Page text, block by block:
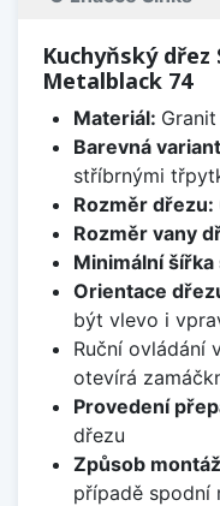
Kuchyňský dřez
Metalblack 74
Materiál: Granit
Barevná
stříbrnými
Rozměr dřezu:
Rozměr vany
Minimální
Orientace
být vlevo i
Ruční ovládání
otevírá
Provedení
dřezu
Způsob
případě spodní